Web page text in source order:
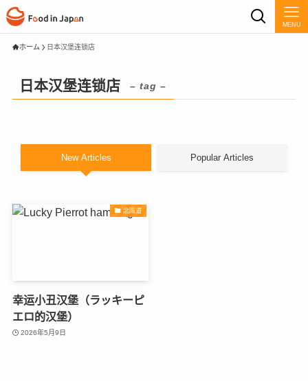
MENU
ホーム 日本汉堡连锁店
日本汉堡连锁店 – tag –
New Articles Popular Articles
北海道
幸运小丑汉堡（ラッキーピ
エロ的汉堡）
2026年5月9日